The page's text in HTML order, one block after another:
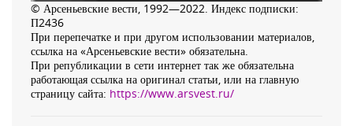
© Арсеньевские вести, 1992—2022. Индекс подписки:
П2436
При перепечатке и при другом использовании материалов,
ссылка на «Арсеньевские вести» обязательна.
При републикации в сети интернет так же обязательна
работающая ссылка на оригинал статьи, или на главную
страницу сайта: https://www.arsvest.ru/